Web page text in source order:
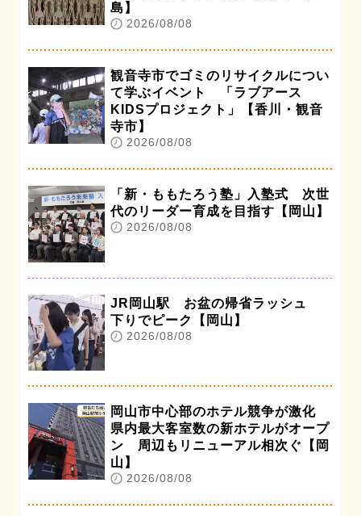
島】
2026/08/08
観音寺市でゴミのリサイクルについ
て学ぶイベント 「ラブアース
KIDSプロジェクト」【香川・観音
寺市】
2026/08/08
「新・ももたろう塾」入塾式 次世
代のリーダー育成を目指す【岡山】
2026/08/08
JR岡山駅 お盆の帰省ラッシュ
下りでピーク【岡山】
2026/08/08
岡山市中心部のホテル競争が激化
県内最大客室数の新ホテルがオープ
ン 周辺もリニューアル相次ぐ【岡
山】
2026/08/08